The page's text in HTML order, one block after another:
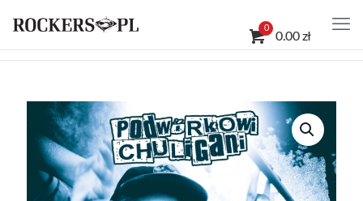
0
0.00 zł